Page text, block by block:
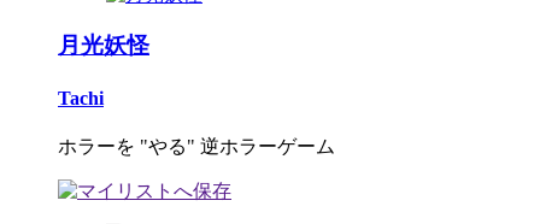
月光妖怪
Tachi
ホラーを "やる" 逆ホラーゲーム